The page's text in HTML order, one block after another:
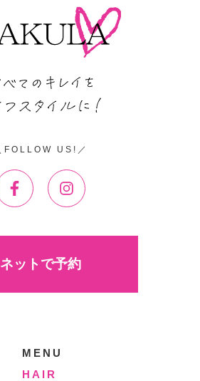
FOLLOW US!
ネットで予約
MENU
HAIR